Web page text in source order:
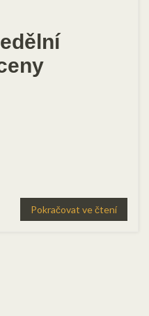
Pokračovat ve čtení